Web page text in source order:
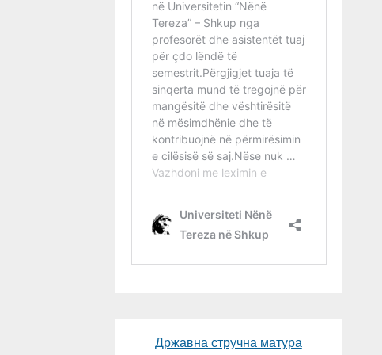
Државна стручна матура